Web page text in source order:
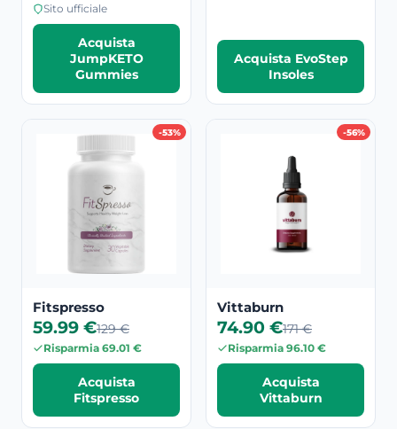
Sito ufficiale
Acquista
JumpKETO
Gummies
Acquista EvoStep
Insoles
-53%
Fitspresso
59.99 €129 €
Risparmia 69.01 €
Acquista
Fitspresso
-56%
Vittaburn
74.90 €171 €
Risparmia 96.10 €
Acquista
Vittaburn